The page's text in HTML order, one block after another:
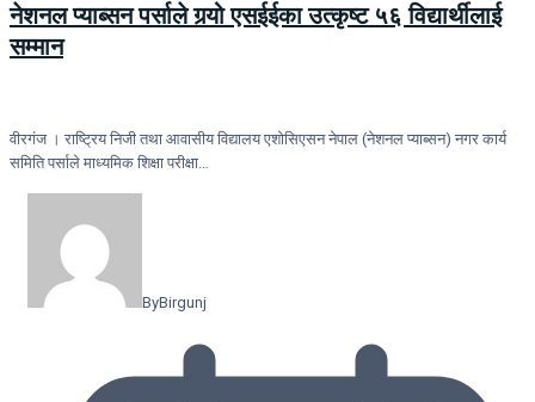
नेशनल प्याब्सन पर्साले गर्‍यो एसईईका उत्कृष्ट ५६ विद्यार्थीलाई
सम्मान
वीरगंज । राष्ट्रिय निजी तथा आवासीय विद्यालय एशोसिएसन नेपाल (नेशनल प्याब्सन) नगर कार्य
समिति पर्साले माध्यमिक शिक्षा परीक्षा…
ByBirgunj